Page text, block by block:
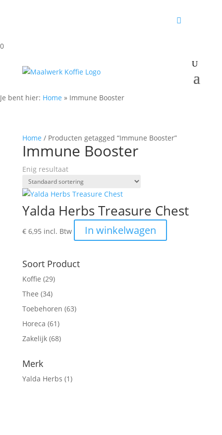
0
Je bent hier: Home » Immune Booster
Home / Producten getagged “Immune Booster”
Immune Booster
Enig resultaat
Yalda Herbs Treasure Chest
€6,95 incl. Btw In winkelwagen
Soort Product
Koffie (29)
Thee (34)
Toebehoren (63)
Horeca (61)
Zakelijk (68)
Merk
Yalda Herbs (1)